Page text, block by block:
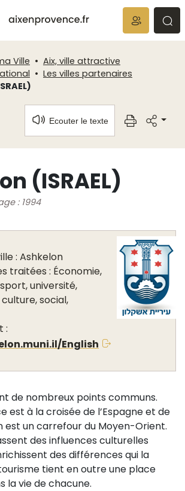
Ville
Aix, ville attractive
Les villes partenaires
Ecouter le texte
(ISRAEL)
: 1994
: Ashkelon
traitées : Économie,
université,
social,
:
English
de nombreux points communs.
est à la croisée de l’Espagne et de
est un carrefour du Moyen-Orient.
des influences culturelles
des différences qui la
tient en outre une place
la vie de chacune.
des cookies